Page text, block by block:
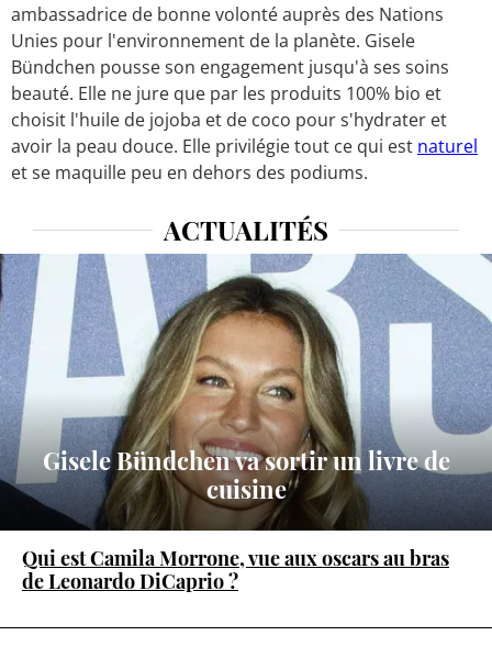
ambassadrice de bonne volonté auprès des Nations
Unies pour l'environnement de la planète. Gisele
Bündchen pousse son engagement jusqu'à ses soins
beauté. Elle ne jure que par les produits 100% bio et
choisit l'huile de jojoba et de coco pour s'hydrater et
avoir la peau douce. Elle privilégie tout ce qui est naturel
et se maquille peu en dehors des podiums.
ACTUALITÉS
Gisele Bündchen va sortir un livre de
cuisine
Qui est Camila Morrone, vue aux oscars au bras
de Leonardo DiCaprio ?